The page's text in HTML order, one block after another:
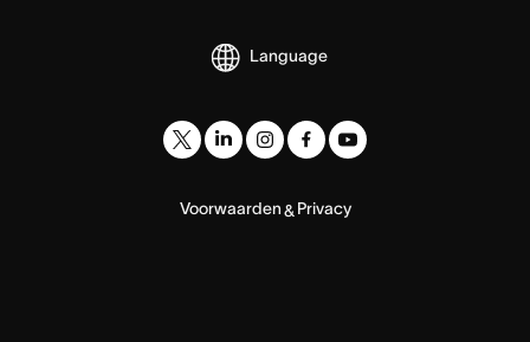
Language
Voorwaarden& Privacy